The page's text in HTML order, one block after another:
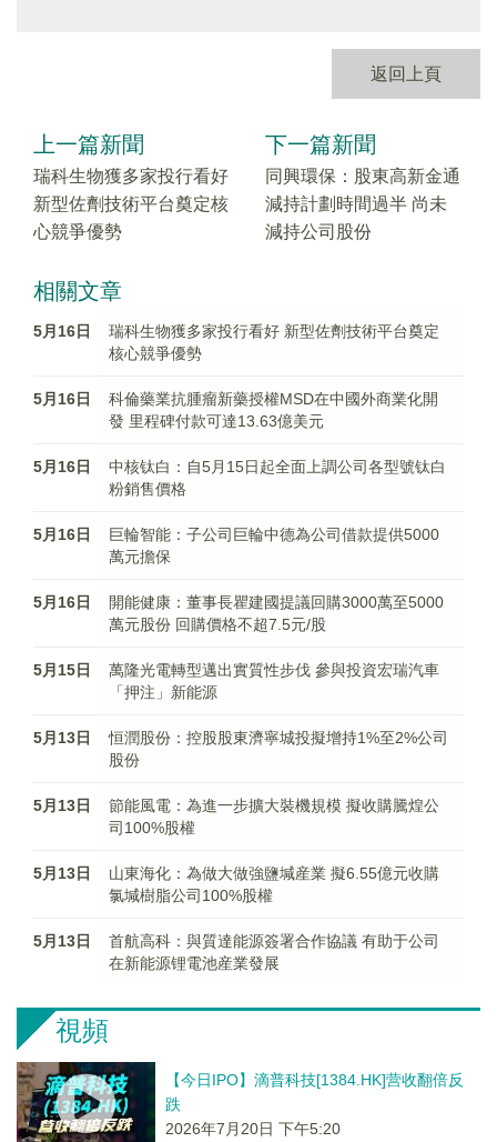
返回上頁
上一篇新聞
瑞科生物獲多家投行看好
新型佐劑技術平台奠定核
心競爭優勢
下一篇新聞
同興環保：股東高新金通
減持計劃時間過半 尚未
減持公司股份
相關文章
5月16日
瑞科生物獲多家投行看好 新型佐劑技術平台奠定
核心競爭優勢
5月16日
科倫藥業抗腫瘤新藥授權MSD在中國外商業化開
發 里程碑付款可達13.63億美元
5月16日
中核钛白：自5月15日起全面上調公司各型號钛白
粉銷售價格
5月16日
巨輪智能：子公司巨輪中德為公司借款提供5000
萬元擔保
5月16日
開能健康：董事長瞿建國提議回購3000萬至5000
萬元股份 回購價格不超7.5元/股
5月15日
萬隆光電轉型邁出實質性步伐 參與投資宏瑞汽車
「押注」新能源
5月13日
恒潤股份：控股股東濟寧城投擬增持1%至2%公司
股份
5月13日
節能風電：為進一步擴大裝機規模 擬收購騰煌公
司100%股權
5月13日
山東海化：為做大做強鹽堿産業 擬6.55億元收購
氯堿樹脂公司100%股權
5月13日
首航高科：與質達能源簽署合作協議 有助于公司
在新能源锂電池産業發展
視頻
【今日IPO】滴普科技[1384.HK]营收翻倍反
跌
2026年7月20日 下午5:20